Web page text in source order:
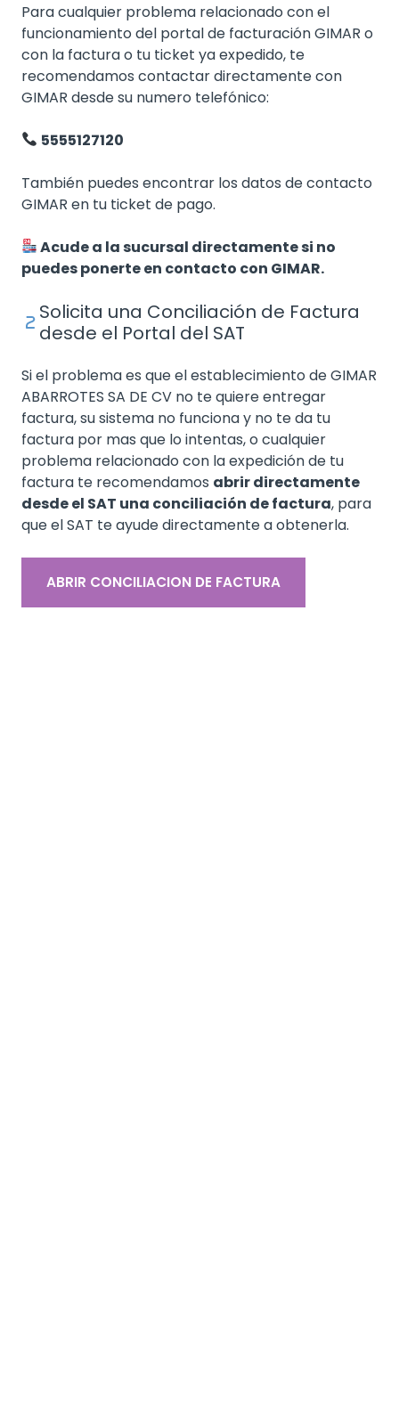
Para cualquier problema relacionado con el
funcionamiento del portal de facturación GIMAR o
con la factura o tu ticket ya expedido, te
recomendamos contactar directamente con
GIMAR desde su numero telefónico:
5555127120
También puedes encontrar los datos de contacto
GIMAR en tu ticket de pago.
Acude a la sucursal directamente si no
puedes ponerte en contacto con GIMAR.
Solicita una Conciliación de Factura
desde el Portal del SAT
Si el problema es que el establecimiento de GIMAR
ABARROTES SA DE CV no te quiere entregar
factura, su sistema no funciona y no te da tu
factura por mas que lo intentas, o cualquier
problema relacionado con la expedición de tu
factura te recomendamos abrir directamente
desde el SAT una conciliación de factura, para
que el SAT te ayude directamente a obtenerla.
ABRIR CONCILIACION DE FACTURA